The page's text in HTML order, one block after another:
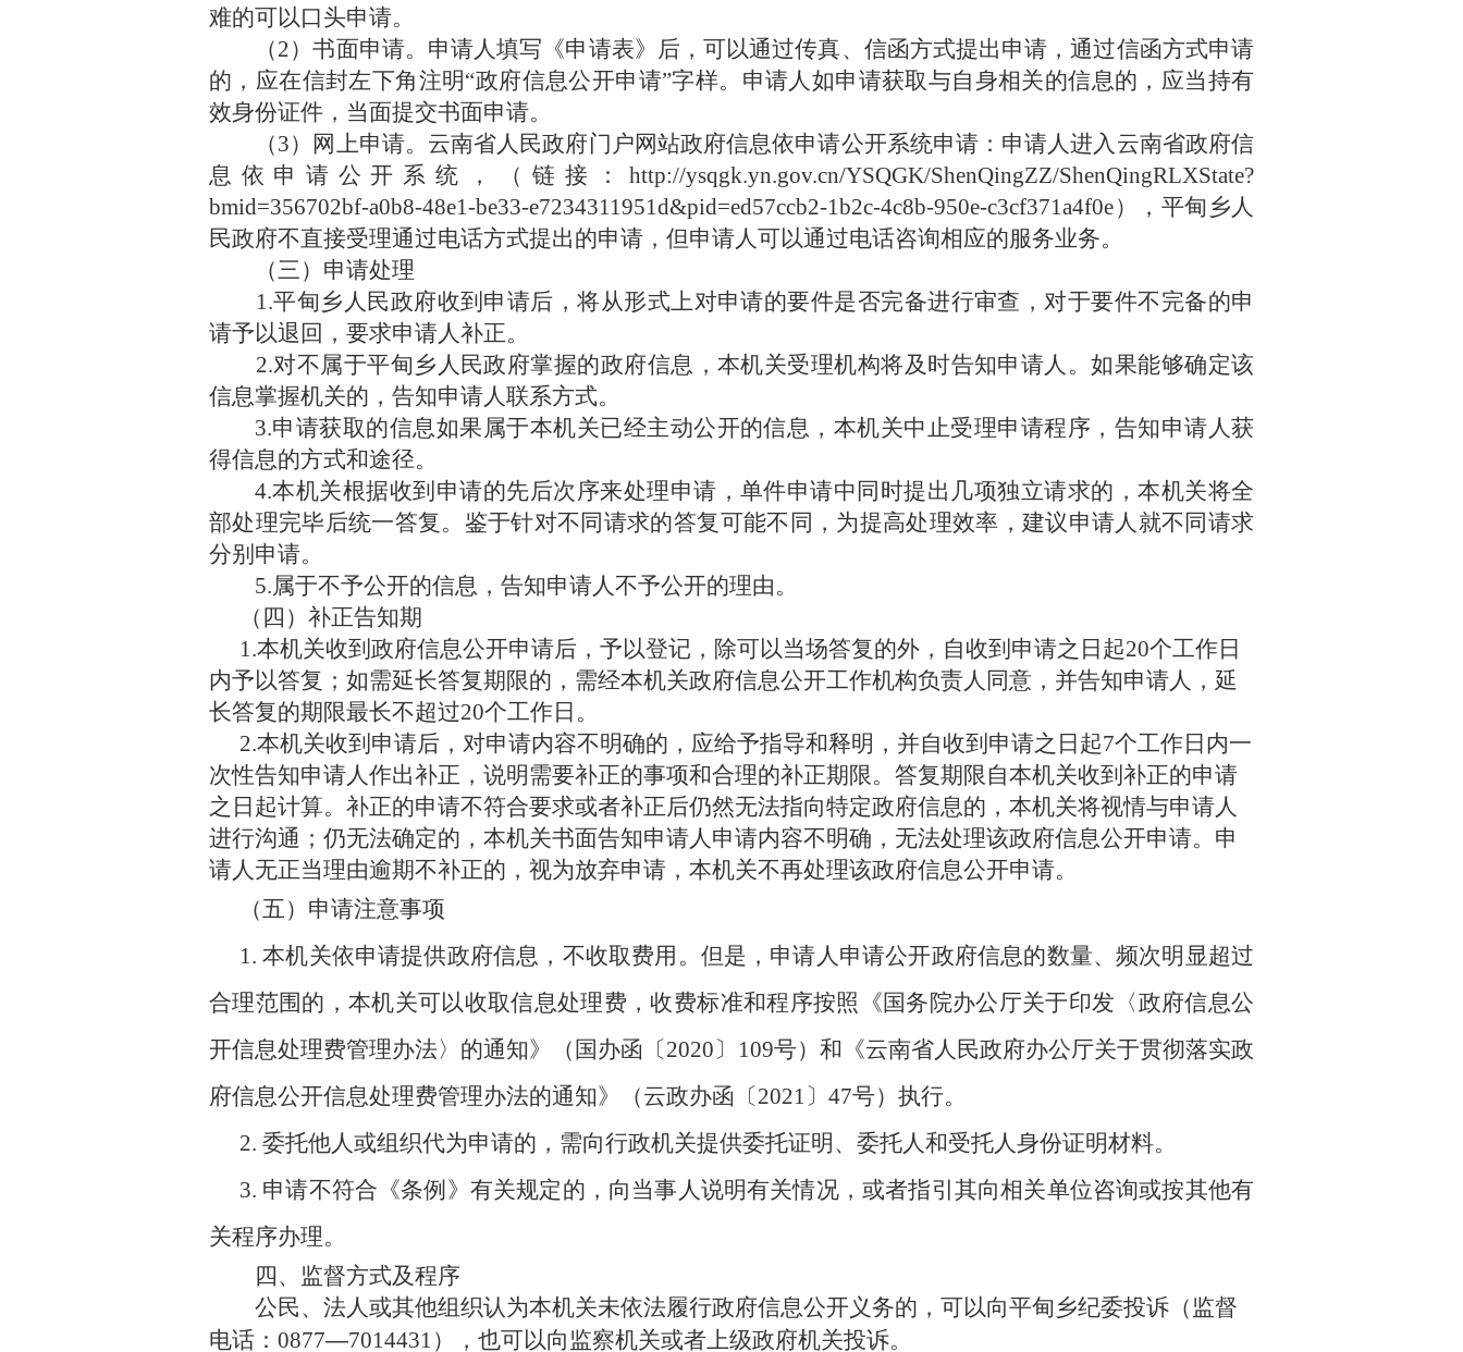
难的可以口头申请。
（2）书面申请。申请人填写《申请表》后，可以通过传真、信函方式提出申请，通过信函方式申请
的，应在信封左下角注明“政府信息公开申请”字样。申请人如申请获取与自身相关的信息的，应当持有
效身份证件，当面提交书面申请。
（3）网上申请。 云南省人民政府门户网站政府信息依申请公开系统申请：申请人进入云南省政府信
息依申请公开系统
，（链接：http://ysqgk.yn.gov.cn/YSQGK/ShenQingZZ/ShenQingRLXState?
bmid=356702bf-a0b8-48e1-be33-e7234311951d&pid=ed57ccb2-1b2c-4c8b-950e-c3cf371a4f0e）， 平甸乡人
民政府不直接受理通过电话方式提出的申请，但申请人可以通过电话咨询相应的服务业务。
（三）申请处理
1.平甸乡 人民政府收到申请后，将从形式上对申请的要件是否完备进行审查，对于要件不完备的申
请予以退回，要求申请人补正。
2.对不属于平甸乡 人民政府掌握的政府信息，本机关受理机构将及时告知申请人。如果能够确定该
信息掌握机关的，告知申请人联系方式。
3.申请获取的信息如果属于本机关已经主动公开的信息，本机关中止受理申请程序，告知申请人获
得信息的方式和途径。
4.本机关根据收到申请的先后次序来处理申请，单件申请中同时提出几项独立请求的，本机关将全
部处理完毕后统一答复。鉴于针对不同请求的答复可能不同，为提高处理效率，建议申请人就不同请求
分别申请。
5.属于不予公开的信息，告知申请人不予公开的理由。
（四）补正告知期
1.本机关收到政府信息公开申请后，予以登记，除可以当场答复的外，自收到申请之日起20个工作日
内予以答复；如需延长答复期限的，需经本机关政府信息公开工作机构负责人同意，并告知申请人，延
长答复的期限最长不超过20个工作日。
2.本机关收到申请后，对申请内容不明确的，应给予指导和释明，并自收到申请之日起7个工作日内一
次性告知申请人作出补正，说明需要补正的事项和合理的补正期限。答复期限自本机关收到补正的申请
之日起计算。补正的申请不符合要求或者补正后仍然无法指向特定政府信息的，本机关将视情与申请人
进行沟通；仍无法确定的，本机关书面告知申请人申请内容不明确，无法处理该政府信息公开申请。申
请人无正当理由逾期不补正的，视为放弃申请，本机关不再处理该政府信息公开申请。
（五）申请注意事项
1. 本机关依申请提供政府信息，不收取费用。但是，申请人申请公开政府信息的数量、频次明显超过
合理范围的，本机关可以收取信息处理费，收费标准和程序按照《国务院办公厅关于印发〈政府信息公
开信息处理费管理办法〉的通知》（国办函〔2020〕109号）和《云南省人民政府办公厅关于贯彻落实政
府信息公开信息处理费管理办法的通知》（云政办函〔2021〕47号）执行。
2. 委托他人或组织代为申请的，需向行政机关提供委托证明、委托人和受托人身份证明材料。
3. 申请不符合《条例》有关规定的，向当事人说明有关情况，或者指引其向相关单位咨询或按其他有
关程序办理。
四、监督方式及程序
公民、法人或其他组织认为本机关未依法履行政府信息公开义务的，可以向平甸乡纪委投诉（监督
电话： 0877―7014431） ，也可以向监察机关或者上级政府机关投诉。